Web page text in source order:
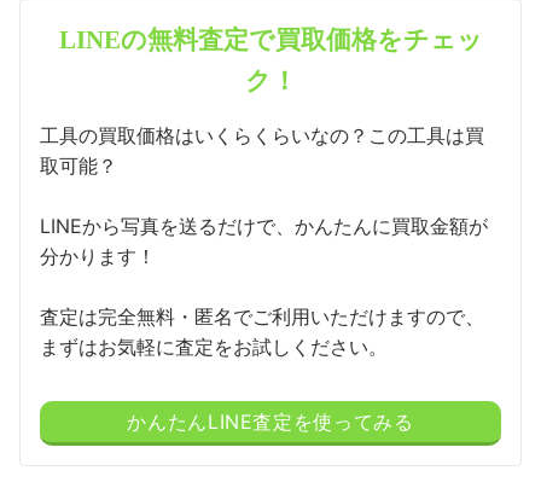
LINEの無料査定で買取価格をチェッ
ク！
工具の買取価格はいくらくらいなの？この工具は買
取可能？
LINEから写真を送るだけで、かんたんに買取金額が
分かります！
査定は完全無料・匿名でご利用いただけますので、
まずはお気軽に査定をお試しください。
かんたんLINE査定を使ってみる